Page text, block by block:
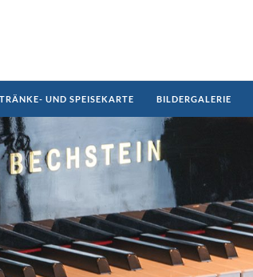
UND SPEISEKARTE BILDERGALERIE